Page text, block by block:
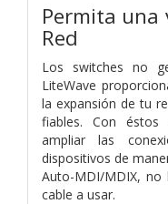
Permita una
Red
Los switches no
LiteWave
la expansión de tu
fiables. Con éstos
ampliar las
dispositivos de
Auto-MDI/MDIX, no
cable a usar.